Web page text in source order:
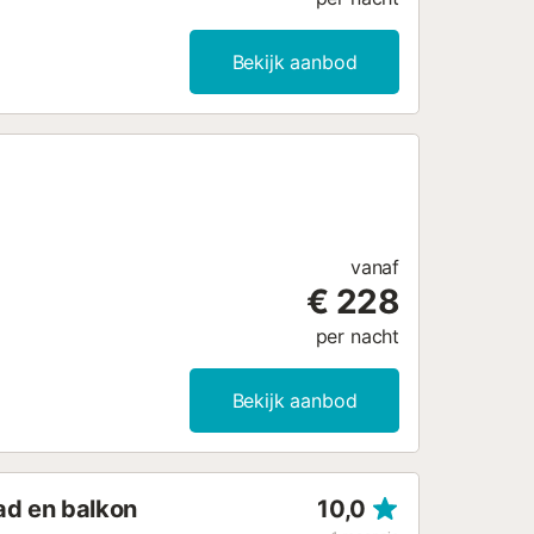
Bekijk aanbod
vanaf
€ 228
per nacht
Bekijk aanbod
en balkon 10,0